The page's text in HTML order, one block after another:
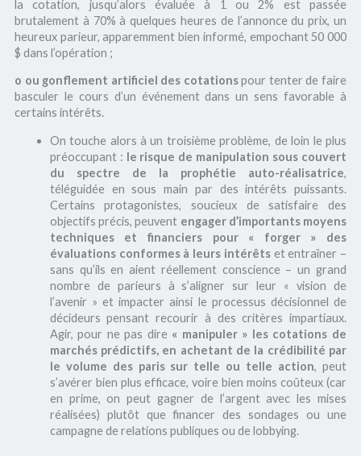
la cotation, jusqu’alors évaluée à 1 ou 2% est passée
brutalement à 70% à quelques heures de l’annonce du prix, un
heureux parieur, apparemment bien informé, empochant 50 000
$ dans l’opération ;
o ou gonflement artificiel des cotationspour tenter de faire
basculer le cours d’un événement dans un sens favorable à
certains intérêts.
On touche alors à un troisième problème, de loin le plus
préoccupant : le risque de manipulation sous couvert
du spectre de la prophétie auto-réalisatrice,
téléguidée en sous main par des intérêts puissants.
Certains protagonistes, soucieux de satisfaire des
objectifs précis, peuvent engager d’importants moyens
techniques et financiers pour « forger » des
évaluations conformes à leurs intérêtset entraîner –
sans qu’ils en aient réellement conscience – un grand
nombre de parieurs à s’aligner sur leur « vision de
l’avenir » et impacter ainsi le processus décisionnel de
décideurs pensant recourir à des critères impartiaux.
Agir, pour ne pas dire « manipuler » les cotations de
marchés prédictifs, en achetant de la crédibilité par
le volume des paris sur telle ou telle action, peut
s’avérer bien plus efficace, voire bien moins coûteux (car
en prime, on peut gagner de l’argent avec les mises
réalisées) plutôt que financer des sondages ou une
campagne de relations publiques ou de lobbying.